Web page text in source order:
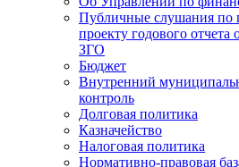
Публичные слушания по
проекту годового
ЗГО
Бюджет
Внутренний
контроль
Долговая политика
Казначейство
Налоговая политика
Нормативно-правовая